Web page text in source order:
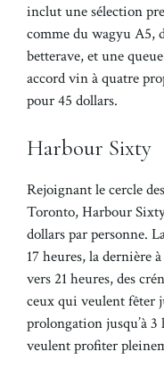
inclut une sélection
comme du wagyu A5,
betterave, et une
accord vin à quatre
pour 45 dollars.
Harbour Sixty
Rejoignant le cercle
Toronto, Harbour
dollars par personne.
17 heures, la dernière
vers 21 heures, des
ceux qui veulent fêter
prolongation jusqu’à
veulent profiter